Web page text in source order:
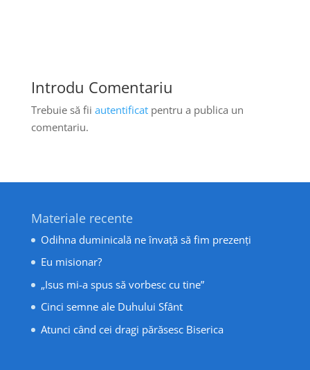
Introdu Comentariu
Trebuie să fii autentificatpentru a publica un
comentariu.
Materiale recente
Odihna duminicală ne învață să fim prezenți
Eu misionar?
„Isus mi-a spus să vorbesc cu tine”
Cinci semne ale Duhului Sfânt
Atunci când cei dragi părăsesc Biserica